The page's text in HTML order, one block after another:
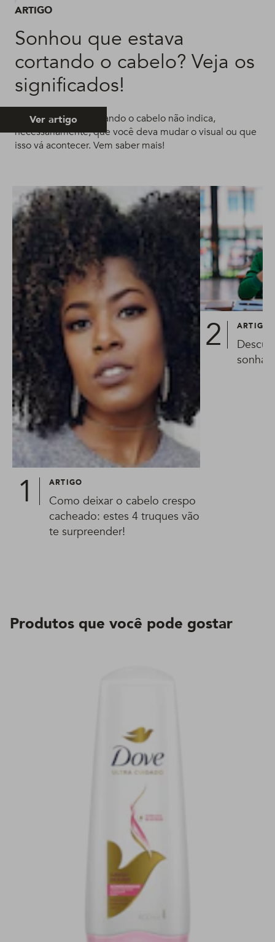
ARTIGO
Sonhou que estava
cortando o cabelo? Veja os
significados!
Sonhar que está cortando o cabelo não indica,
necessariamente, que você deva mudar o visual ou que
isso vá acontecer. Vem saber mais!
Ver artigo
ARTIGO
Como deixar o cabelo crespo
cacheado: estes 4 truques vão
te surpreender!
ARTIGO
Produtos que você pode gostar